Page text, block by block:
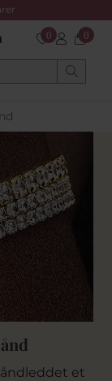
0 0
et